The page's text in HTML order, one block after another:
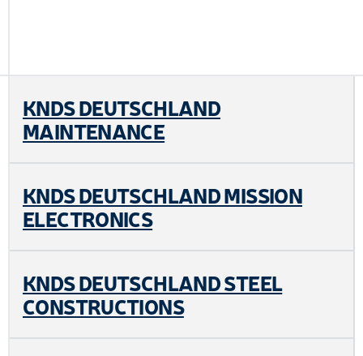
KNDS DEUTSCHLAND
MAINTENANCE
KNDS DEUTSCHLAND MISSION
ELECTRONICS
KNDS DEUTSCHLAND STEEL
CONSTRUCTIONS